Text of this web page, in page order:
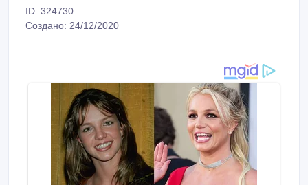
ID: 324730
Создано: 24/12/2020